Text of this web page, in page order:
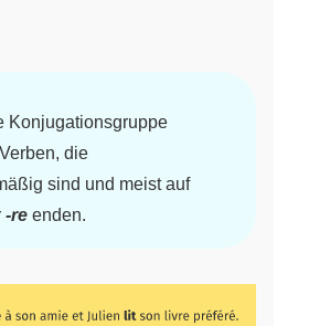
Konjugationsgruppe
die
sind und meist auf
-re enden.